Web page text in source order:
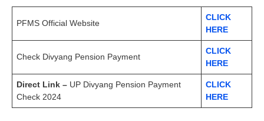
PFMS Official Website
CLICK
HERE
Check Divyang Pension Payment
CLICK
HERE
Direct Link – UP Divyang Pension Payment
Check 2024
CLICK
HERE